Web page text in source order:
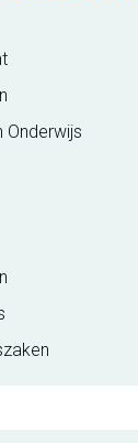
Onderwijs